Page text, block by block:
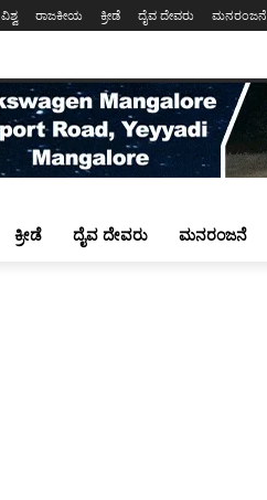
ವಿಶ್ವ ರಾಜಕೀಯ ಕ್ರೀಡೆ ದೈವ ದೇವರು ಮನರಂಜನೆ
ಕ್ರೀಡೆ ದೈವ ದೇವರು ಮನರಂಜನೆ